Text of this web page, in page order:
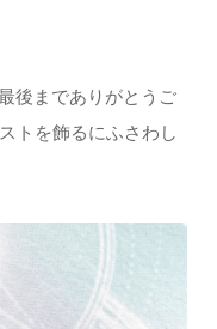
後までありがとうご
トを飾るにふさわし